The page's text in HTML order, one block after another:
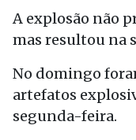
A explosão não
mas resultou na
No domingo
artefatos
segunda-feira.